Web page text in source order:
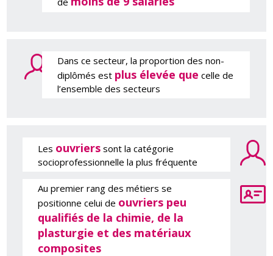
Dans ce secteur, la proportion des non-
diplômés est plus élevée que celle de
l’ensemble des secteurs
Les ouvriers sont la catégorie
socioprofessionnelle la plus fréquente
Au premier rang des métiers se
positionne celui de ouvriers peu
qualifiés de la chimie, de la
plasturgie et des matériaux
composites